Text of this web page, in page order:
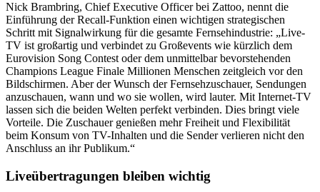
Nick Brambring, Chief Executive Officer bei Zattoo, nennt die
Einführung der Recall-Funktion einen wichtigen strategischen
Schritt mit Signalwirkung für die gesamte Fernsehindustrie: „Live-
TV ist großartig und verbindet zu Großevents wie kürzlich dem
Eurovision Song Contest oder dem unmittelbar bevorstehenden
Champions League Finale Millionen Menschen zeitgleich vor den
Bildschirmen. Aber der Wunsch der Fernsehzuschauer, Sendungen
anzuschauen, wann und wo sie wollen, wird lauter. Mit Internet-TV
lassen sich die beiden Welten perfekt verbinden. Dies bringt viele
Vorteile. Die Zuschauer genießen mehr Freiheit und Flexibilität
beim Konsum von TV-Inhalten und die Sender verlieren nicht den
Anschluss an ihr Publikum.“
Liveübertragungen bleiben wichtig